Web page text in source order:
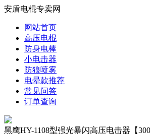
安盾电棍专卖网
网站首页
高压电棍
防身电棒
小电击器
防狼喷雾
电晕款推荐
常见问答
订单查询
黑鹰HY-1108型强光暴闪高压电击器【300